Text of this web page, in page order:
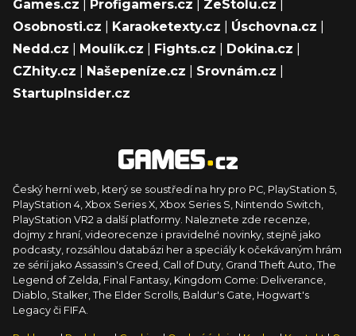
Games.cz
Profigamers.cz ZeStolu.cz
Osobnosti.cz
Karaoketexty.cz Úschovna.cz
Nedd.cz
Moulík.cz Fights.cz Dokina.cz
CZhity.cz
Našepeníze.cz Srovnám.cz
StartupInsider.cz
Český herní web, který se soustředí na hry pro PC, PlayStation 5,
PlayStation 4, Xbox Series X, Xbox Series S, Nintendo Switch,
PlayStation VR2 a další platformy. Naleznete zde recenze,
dojmy z hraní, videorecenze i pravidelné novinky, stejně jako
podcasty, rozsáhlou databázi her a speciály k očekávaným hrám
ze sérií jako Assassin's Creed, Call of Duty, Grand Theft Auto, The
Legend of Zelda, Final Fantasy, Kingdom Come: Deliverance,
Diablo, Stalker, The Elder Scrolls, Baldur's Gate, Hogwart's
Legacy či FIFA.